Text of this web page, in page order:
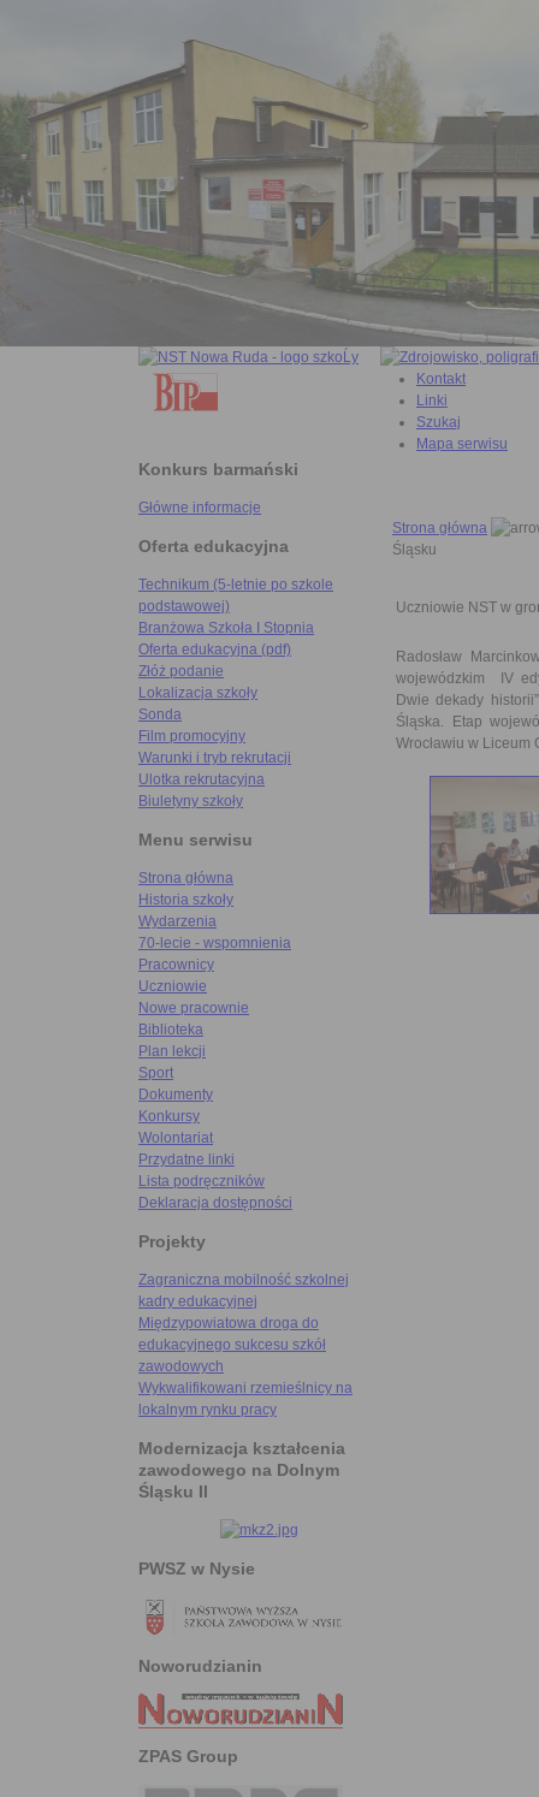
Konkurs barmański
Główne informacje
Oferta edukacyjna
Technikum (5-letnie po szkole
podstawowej)
Branżowa Szkoła I Stopnia
Oferta edukacyjna (pdf)
Złóż podanie
Lokalizacja szkoły
Sonda
Film promocyjny
Warunki i tryb rekrutacji
Ulotka rekrutacyjna
Biuletyny szkoły
Menu serwisu
Strona główna
Historia szkoły
Wydarzenia
70-lecie - wspomnienia
Pracownicy
Uczniowie
Nowe pracownie
Biblioteka
Plan lekcji
Sport
Dokumenty
Konkursy
Wolontariat
Przydatne linki
Lista podręczników
Deklaracja dostępności
Projekty
Zagraniczna mobilność szkolnej
kadry edukacyjnej
Międzypowiatowa droga do
edukacyjnego sukcesu szkół
zawodowych
Wykwalifikowani rzemieślnicy na
lokalnym rynku pracy
Modernizacja kształcenia
zawodowego na Dolnym
Śląsku II
PWSZ w Nysie
Noworudzianin
ZPAS Group
Kontakt
Linki
Szukaj
Mapa serwisu
Strona główna
Śląsku
Uczniowie NST w
Radosław
wojewódzkim IV
Dwie dekady
Śląska. Etap
Wrocławiu w Liceum